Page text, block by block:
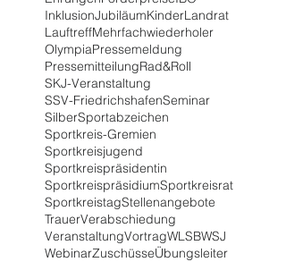
InklusionJubiläumKinderLandrat
LauftreffMehrfachwiederholer
OlympiaPressemeldung
PressemitteilungRad&Roll
SKJ-Veranstaltung
SSV-FriedrichshafenSeminar
SilberSportabzeichen
Sportkreis-Gremien
Sportkreisjugend
Sportkreispräsidentin
SportkreispräsidiumSportkreisrat
SportkreistagStellenangebote
TrauerVerabschiedung
VeranstaltungVortragWLSBWSJ
WebinarZuschüsseÜbungsleiter